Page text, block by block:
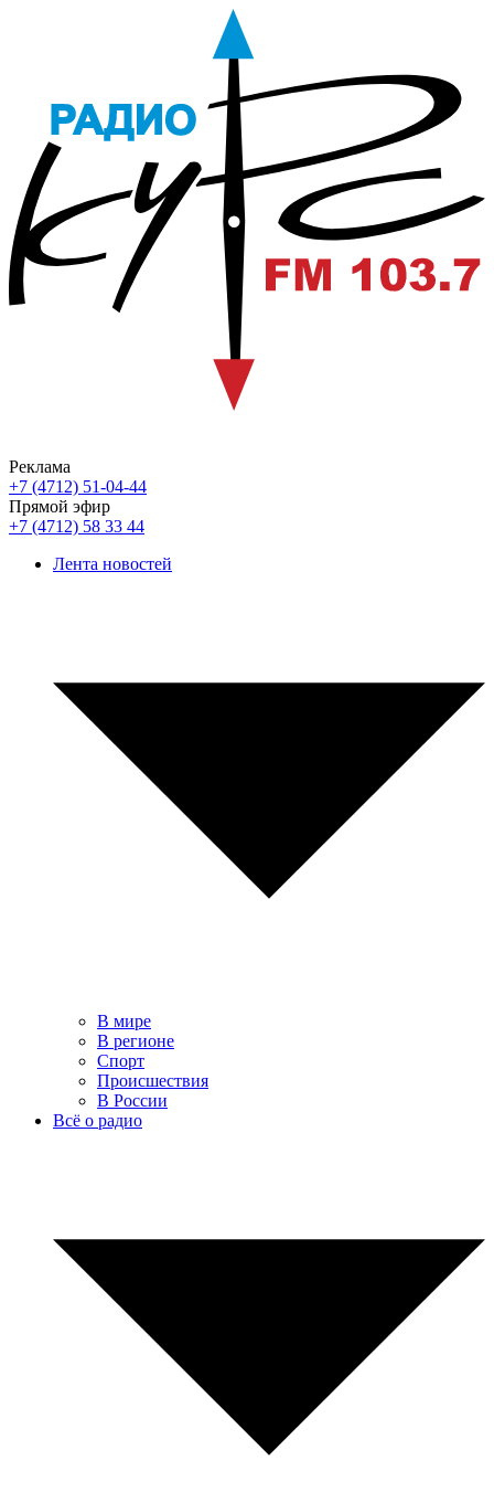
Реклама
+7 (4712) 51-04-44
Прямой эфир
+7 (4712) 58 33 44
Лента новостей
В мире
В регионе
Спорт
Происшествия
В России
Всё о радио